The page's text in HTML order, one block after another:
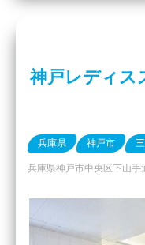
神戸レディス
兵庫県 神戸市
兵庫県神戸市中央区下山